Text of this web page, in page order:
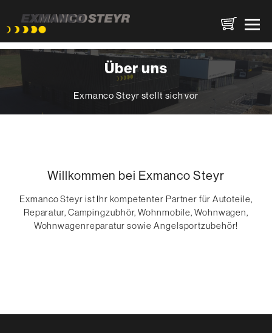
Direkt
Inhalt
Über uns
Exmanco Steyr stellt sich vor
Willkommen bei Exmanco Steyr
Exmanco Steyr ist Ihr kompetenter Partner für Autoteile,
Reparatur, Campingzubhör, Wohnmobile, Wohnwagen,
Wohnwagenreparatur sowie Angelsportzubehör!